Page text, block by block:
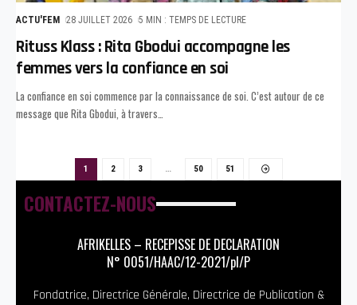
ACTU'FEM 28 JUILLET 2026 5 MIN : TEMPS DE LECTURE
Rituss Klass : Rita Gbodui accompagne les
femmes vers la confiance en soi
La confiance en soi commence par la connaissance de soi. C’est autour de ce
message que Rita Gbodui, à travers
1 2 3 … 50 51
CONTACTEZ-NOUS
AFRIKELLES – RECEPISSE DE DECLARATION
N° 0051/HAAC/12-2021/pl/P
Fondatrice, Directrice Générale, Directrice de Publication &